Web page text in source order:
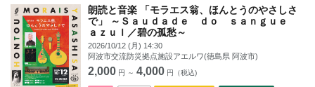
朗読と音楽 「モラエス翁、ほんとうのやさしさ
で」 ～Ｓａｕｄａｄｅ ｄｏ ｓａｎｇｕｅ
ａｚｕｌ／碧の孤愁～
2026/10/12 (月) 14:30
阿波市交流防災拠点施設アエルワ(徳島県 阿波市)
2,000 円 ～ 4,000 円（税込)